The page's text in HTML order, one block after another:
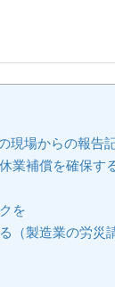
現場からの報告
業補償を確保す
を
（製造業の労災